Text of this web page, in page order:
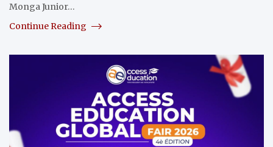
Monga Junior…
Continue Reading